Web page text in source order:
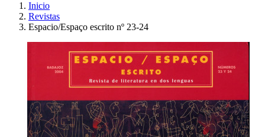
Inicio
Revistas
Espacio/Espaço escrito nº 23-24